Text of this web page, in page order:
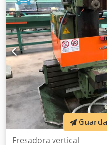
Fresadora vertical